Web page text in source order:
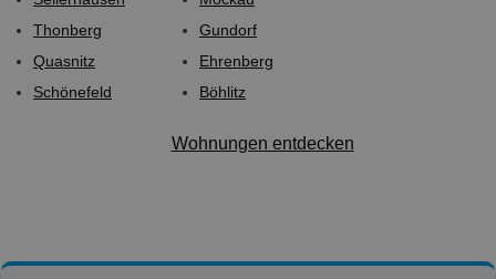
Thonberg
Quasnitz
Schönefeld
Gundorf
Ehrenberg
Böhlitz
Wohnungen entdecken